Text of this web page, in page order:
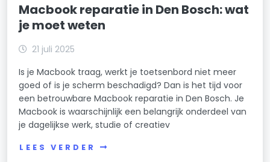
Macbook reparatie in Den Bosch: wat
je moet weten
21 juli 2025
Is je Macbook traag, werkt je toetsenbord niet meer
goed of is je scherm beschadigd? Dan is het tijd voor
een betrouwbare Macbook reparatie in Den Bosch. Je
Macbook is waarschijnlijk een belangrijk onderdeel van
je dagelijkse werk, studie of creatiev
LEES VERDER